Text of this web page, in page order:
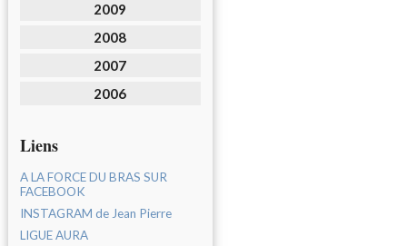
2009
2008
2007
2006
Liens
A LA FORCE DU BRAS SUR
FACEBOOK
INSTAGRAM de Jean Pierre
LIGUE AURA